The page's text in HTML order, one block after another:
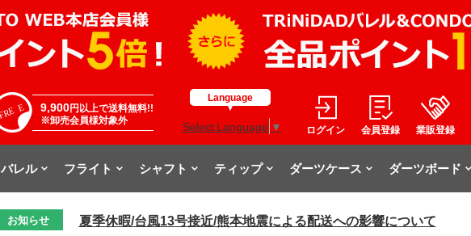
9,900円以上で送料無料!!
※卸売会員様対象外
Language
Select Language ▼ ログイン 会員登録 業販登録
バレル フライト シャフト ティップ ダーツケース ダーツボード
お知らせ 夏季休暇/台風13号接近/熊本地震による配送への影響について